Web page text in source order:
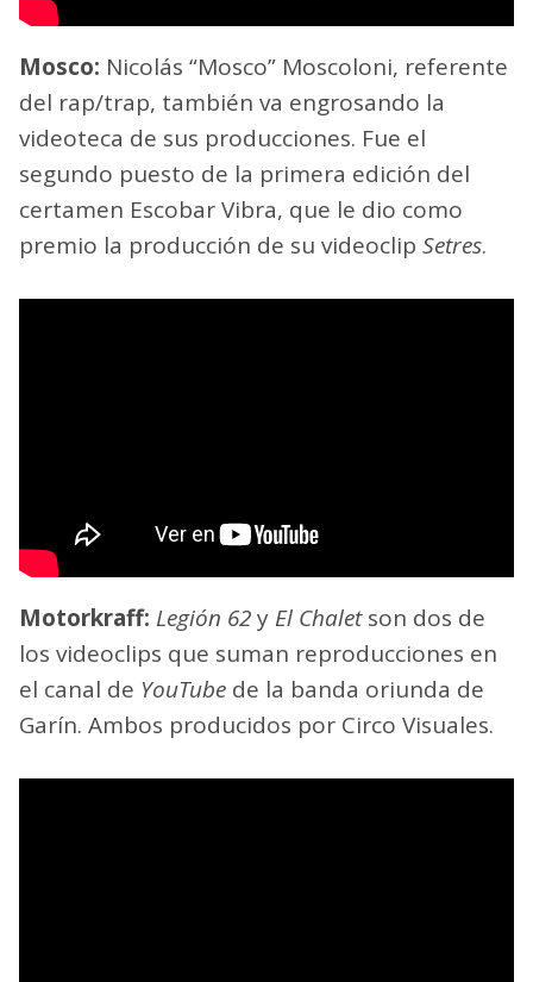
Mosco: Nicolás “Mosco” Moscoloni, referente
del rap/trap, también va engrosando la
videoteca de sus producciones. Fue el
segundo puesto de la primera edición del
certamen Escobar Vibra, que le dio como
premio la producción de su videoclip Setres.
Motorkraff: Legión 62y El Chaletson dos de
los videoclips que suman reproducciones en
el canal de YouTube de la banda oriunda de
Garín. Ambos producidos por Circo Visuales.